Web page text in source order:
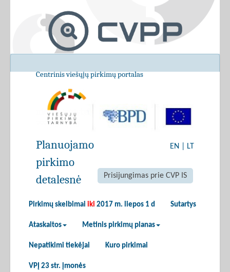
Centrinis viešųjų pirkimų portalas
EN LT
Prisijungimas prie CVP IS
Pirkimų skelbimai iki 2017 m. liepos 1 d Sutartys
Ataskaitos Metinis pirkimų planas
Nepatikimi tiekėjai Kuro pirkimai
VPĮ 23 str. įmonės
Planuojamo
pirkimo
detalesnė